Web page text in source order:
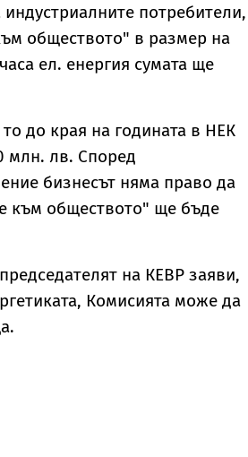
потребители,
обществото" в размер на
ел. енергия сумата ще
до края на годината в НЕК
млн. лв. Според
бизнесът няма право да
към обществото" ще бъде
на КЕВР заяви,
Комисията може да